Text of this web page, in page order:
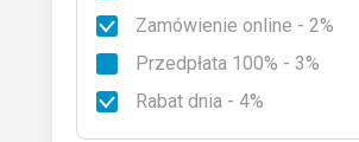
Rodzaje granitu
Zamówienie online - 2%
Przedpłata 100% - 3%
Rabat dnia - 4%